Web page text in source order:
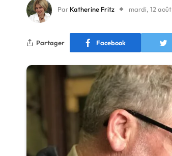
Par Katherine Fritz mardi, 12 août
Partager Facebook